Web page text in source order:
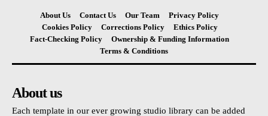
About Us Contact Us Our Team
Privacy Policy
Cookies Policy
Corrections Policy
Ethics Policy
Fact-Checking Policy
Ownership & Funding Information
Terms & Conditions
About us
Each template in our ever growing studio library can be added